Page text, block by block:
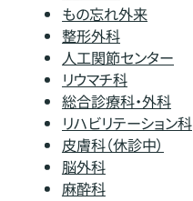
もの忘れ外来
整形外科
人工関節センター
リウマチ科
総合診療科・外科
リハビリテーション科
皮膚科（休診中）
脳外科
麻酔科